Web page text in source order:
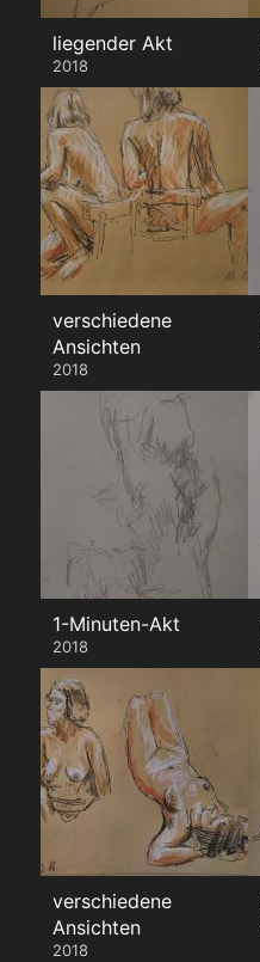
liegender Akt
2018
verschiedene
Ansichten
2018
1-Minuten-Akt
2018
verschiedene
Ansichten
2018